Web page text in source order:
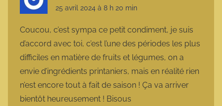
25 avril 2024 à 8 h 20 min
Coucou, c’est sympa ce petit condiment, je suis
d’accord avec toi, c’est l’une des périodes les plus
difficiles en matière de fruits et légumes, on a
envie d’ingrédients printaniers, mais en réalité rien
n’est encore tout à fait de saison ! Ça va arriver
bientôt heureusement ! Bisous